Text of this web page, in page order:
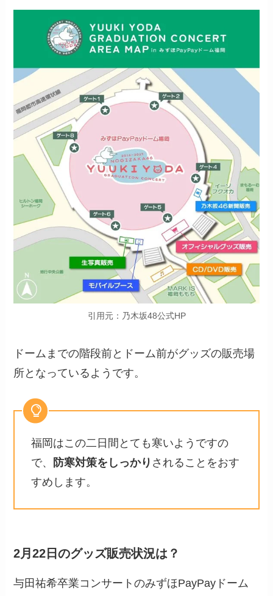
引用元：乃木坂48公式HP
ドームまでの階段前とドーム前がグッズの販売場
所となっているようです。
福岡はこの二日間とても寒いようですの
で、
防寒対策をしっかり されることをおす
すめします。
2月22日のグッズ販売状況は？
与田祐希卒業コンサートのみずほPayPayドーム